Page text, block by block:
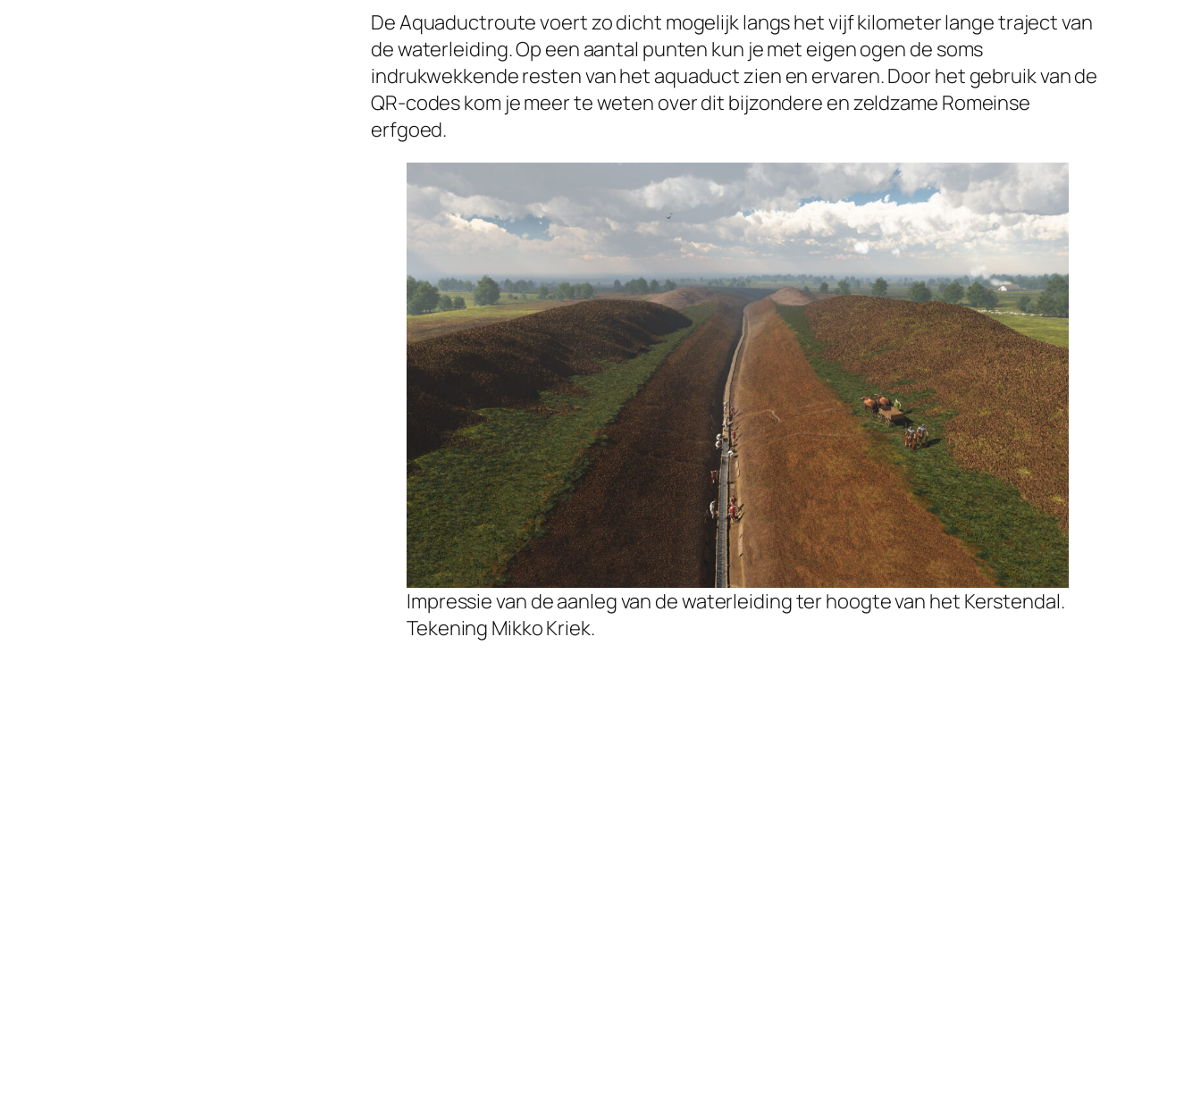
De Aquaductroute voert zo dicht mogelijk langs het vijf kilometer lange traject van
de waterleiding. Op een aantal punten kun je met eigen ogen de soms
indrukwekkende resten van het aquaduct zien en ervaren. Door het gebruik van de
QR-codes kom je meer te weten over dit bijzondere en zeldzame Romeinse
erfgoed.
Impressie van de aanleg van de waterleiding ter hoogte van het Kerstendal.
Tekening Mikko Kriek.